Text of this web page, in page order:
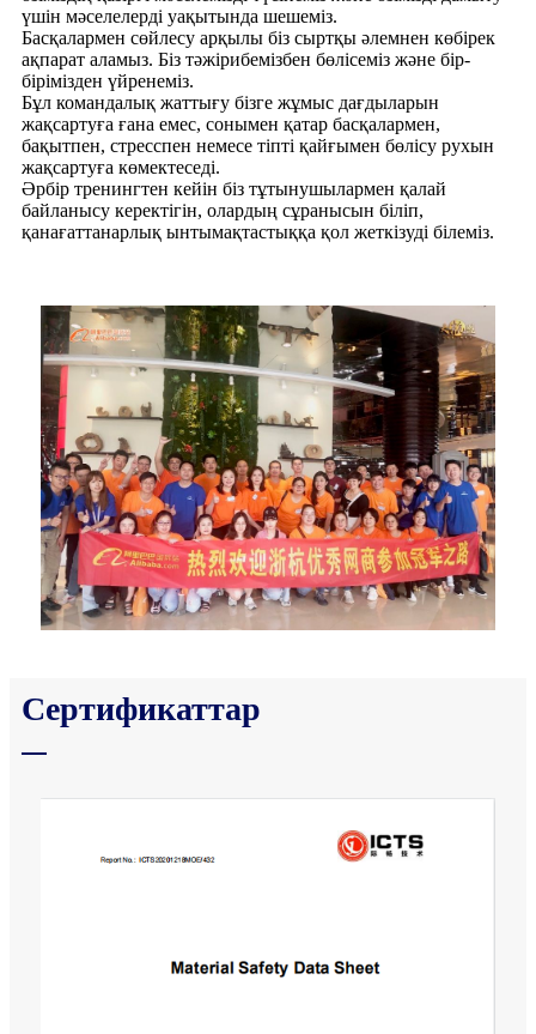
үшін мәселелерді уақытында шешеміз.
Басқалармен сөйлесу арқылы біз сыртқы әлемнен көбірек
ақпарат аламыз. Біз тәжірибемізбен бөлісеміз және бір-
бірімізден үйренеміз.
Бұл командалық жаттығу бізге жұмыс дағдыларын
жақсартуға ғана емес, сонымен қатар басқалармен,
бақытпен, стресспен немесе тіпті қайғымен бөлісу рухын
жақсартуға көмектеседі.
Әрбір тренингтен кейін біз тұтынушылармен қалай
байланысу керектігін, олардың сұранысын біліп,
қанағаттанарлық ынтымақтастыққа қол жеткізуді білеміз.
Сертификаттар